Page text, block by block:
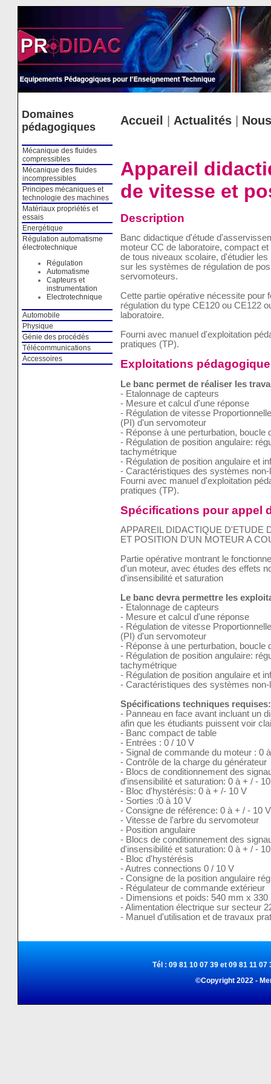
Domaines
pédagogiques
Mécanique des fluides
compressibles
Mécanique des fluides
incompressibles
Principes mécaniques et
technologie des machines
Matériaux propriétés et
essais
Energétique
Régulation automatisme
électrotechnique
Régulation
Automatisme
Capteurs et
instrumentation
Electrotechnique
Automobile
Physique
Génie des procédés
Télécommunications
Accessoires
Accueil Actualités|
Appareil
de vitesse et
Description
Banc didactique d'étude
moteur CC de laboratoire, compact
de tous niveaux scolaire, d'étudier
sur les systèmes de régulation de
servomoteurs.
Cette partie opérative nécessite pour
régulation du type CE120 ou CE122
laboratoire.
Fourni avec manuel d'exploitation
pratiques (TP).
Exploitations
Le banc permet de réaliser les
- Etalonnage de capteurs
- Mesure et calcul d'une réponse
- Régulation de vitesse
(PI) d'un servomoteur
- Réponse à une perturbation, boucle
- Régulation de position angulaire:
tachymétrique
- Régulation de position angulaire et
- Caractéristiques des systèmes non-
Fourni avec manuel d'exploitation
pratiques (TP).
Spécifications pour appel
APPAREIL DIDACTIQUE D'ETUDE
ET POSITION D'UN MOTEUR A
Partie opérative montrant le
d'un moteur, avec études des effets
d'insensibilité et saturation
Le banc devra permettre les
- Etalonnage de capteurs
- Mesure et calcul d'une réponse
- Régulation de vitesse
(PI) d'un servomoteur
- Réponse à une perturbation, boucle
- Régulation de position angulaire:
tachymétrique
- Régulation de position angulaire et
- Caractéristiques des systèmes non-
Spécifications techniques requises:
- Panneau en face avant incluant un
afin que les étudiants puissent voir
- Banc compact de table
- Entrées : 0 / 10 V
- Signal de commande du moteur : 0
- Contrôle de la charge du générateur
- Blocs de conditionnement des
d'insensibilité et saturation: 0 à + / -
- Bloc d'hystérésis: 0 à + /- 10 V
- Sorties :0 à 10 V
- Consigne de référence: 0 à + / - 10 V
- Vitesse de l'arbre du servomoteur
- Position angulaire
- Blocs de conditionnement des
d'insensibilité et saturation: 0 à + / -
- Bloc d'hystérésis
- Autres connections 0 / 10 V
- Consigne de la position angulaire
- Régulateur de commande extérieur
- Dimensions et poids: 540 mm x
- Alimentation électrique sur secteur
- Manuel d'utilisation et de travaux
Tél : 09 81 10 07 39 et 09 81 11
©Copyright 2022 -
Cookies management panel